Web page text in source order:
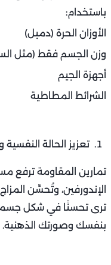
باستخدام:
الأوزان الحرة (دمبل)
وزن الجسم فقط (مثل
أجهزة الجيم
الشرائط المطاطية
تعزيز الحالة النفسية
تمارين المقاومة ترفع
الإندورفين، وتُحسِّن
ترى تحسنًا في شكل
بنفسك وصورتك الذهنية.